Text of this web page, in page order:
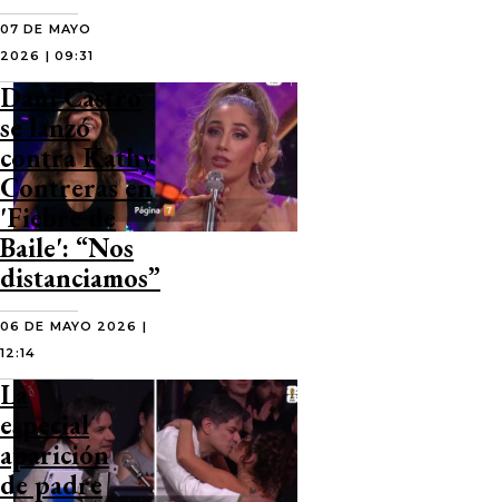
07 DE MAYO
2026 | 09:31
Dani Castro
se lanzó
contra Kathy
Contreras en
'Fiebre de
Baile': “Nos
distanciamos”
06 DE MAYO 2026 |
12:14
La
especial
aparición
de padre